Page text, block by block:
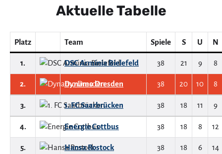
Aktuelle Tabelle
Platz Team Spiele S U N
1. DSC Arminia Bielefeld 38 21 9 8
2. Dynamo Dresden 38 20 10 8
3. 1. FC Saarbrücken 38 18 11 9
4. Energie Cottbus 38 18 8 12
5. Hansa Rostock 38 18 6 14